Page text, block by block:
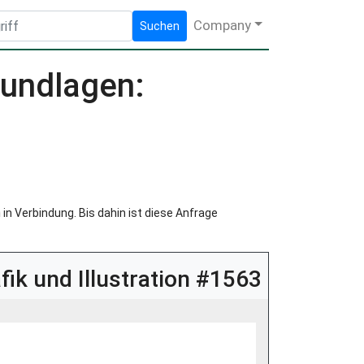
Suchen Company
Verbindung. Bis dahin ist diese Anfrage
und Illustration #1563